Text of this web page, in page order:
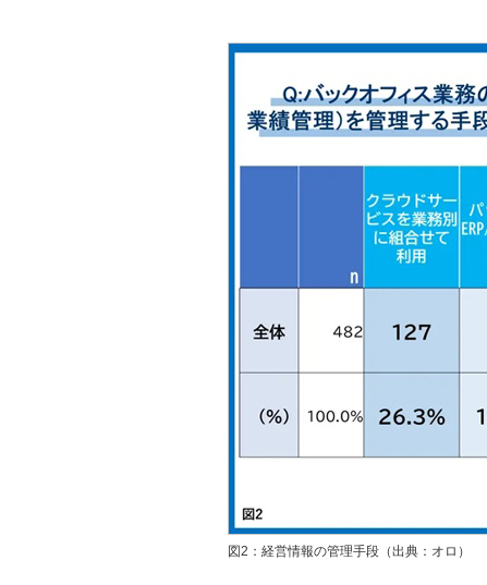
図2：経営情報の管理手段（出典：オロ）